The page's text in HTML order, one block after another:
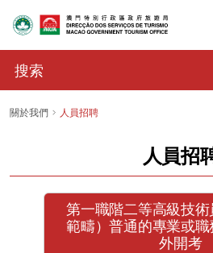
關於我們 人員招聘
人員招
第一職階二等高級技
範疇）普通的專業或
外開考